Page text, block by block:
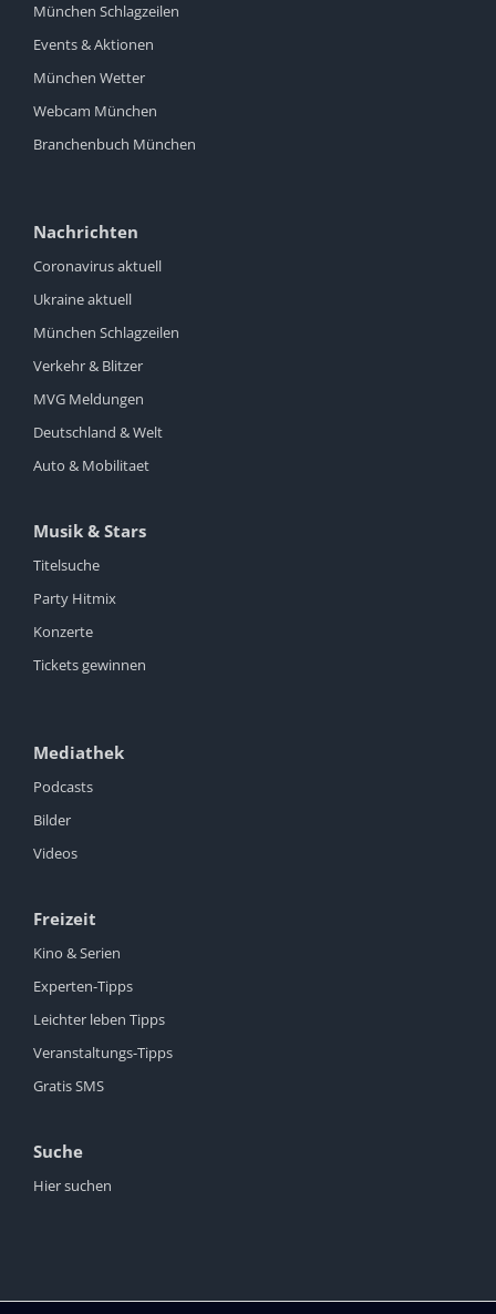
München Schlagzeilen
Events & Aktionen
München Wetter
Webcam München
Branchenbuch München
Nachrichten
Coronavirus aktuell
Ukraine aktuell
München Schlagzeilen
Verkehr & Blitzer
MVG Meldungen
Deutschland & Welt
Auto & Mobilitaet
Musik & Stars
Titelsuche
Party Hitmix
Konzerte
Tickets gewinnen
Mediathek
Podcasts
Bilder
Videos
Freizeit
Kino & Serien
Experten-Tipps
Leichter leben Tipps
Veranstaltungs-Tipps
Gratis SMS
Suche
Hier suchen